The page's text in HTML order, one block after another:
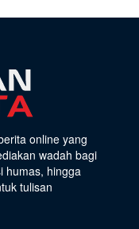
online yang
wadah bagi
humas, hingga
tulisan